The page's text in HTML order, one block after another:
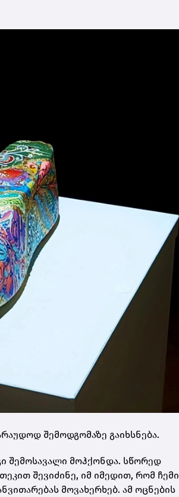
შემოდგომაზე გაიხსნება.
შემოსავალი მოჰქონდა. სწორედ
შევიძინე, იმ იმედით, რომ ჩემი
მოვახერხებ. ამ ოცნების